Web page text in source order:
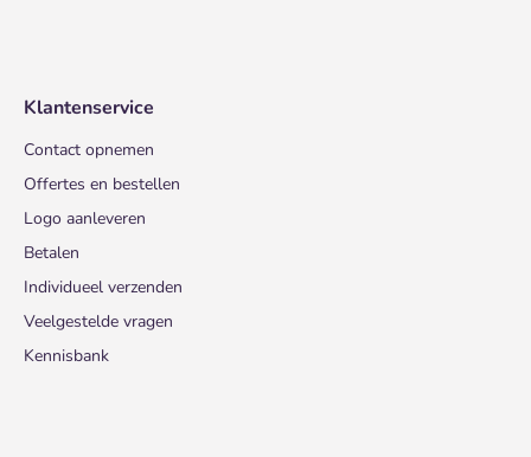
Klantenservice
Contact opnemen
Offertes en bestellen
Logo aanleveren
Betalen
Individueel verzenden
Veelgestelde vragen
Kennisbank